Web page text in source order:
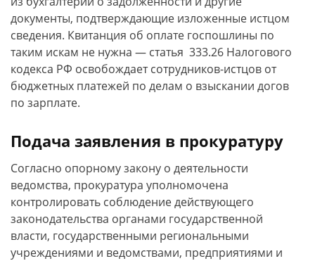
документы, подтверждающие изложенные истцом
сведения. Квитанция об оплате госпошлины по
таким искам не нужна — статья 333.26 Налогового
кодекса РФ освобождает сотрудников-истцов от
бюджетных платежей по делам о взыскании догов
по зарплате.
Подача заявления в прокуратуру
Согласно опорному закону о деятельности
ведомства, прокуратура уполномочена
контролировать соблюдение действующего
законодательства органами государственной
власти, государственными региональными
учреждениями и ведомствами, предприятиями и